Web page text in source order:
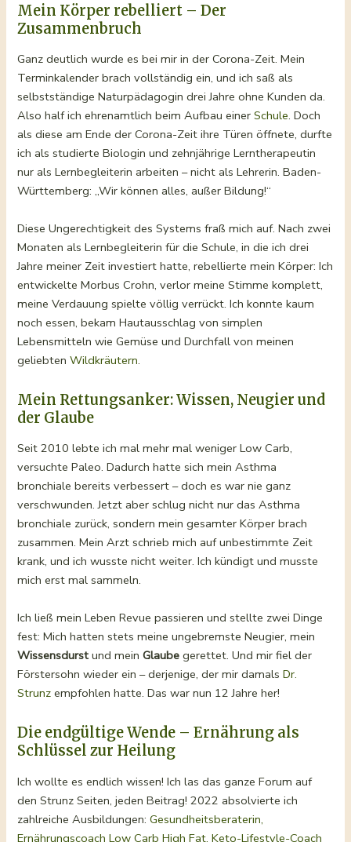
Mein Körper rebelliert – Der
Zusammenbruch
Ganz deutlich wurde es bei mir in der Corona-Zeit. Mein
Terminkalender brach vollständig ein, und ich saß als
selbstständige Naturpädagogin drei Jahre ohne Kunden da.
Also half ich ehrenamtlich beim Aufbau einer Schule. Doch
als diese am Ende der Corona-Zeit ihre Türen öffnete, durfte
ich als studierte Biologin und zehnjährige Lerntherapeutin
nur als Lernbegleiterin arbeiten – nicht als Lehrerin. Baden-
Württemberg: „Wir können alles, außer Bildung!“
Diese Ungerechtigkeit des Systems fraß mich auf. Nach zwei
Monaten als Lernbegleiterin für die Schule, in die ich drei
Jahre meiner Zeit investiert hatte, rebellierte mein Körper: Ich
entwickelte Morbus Crohn, verlor meine Stimme komplett,
meine Verdauung spielte völlig verrückt. Ich konnte kaum
noch essen, bekam Hautausschlag von simplen
Lebensmitteln wie Gemüse und Durchfall von meinen
geliebtenWildkräutern.
Mein Rettungsanker: Wissen, Neugier und
der Glaube
Seit 2010 lebte ich mal mehr mal weniger Low Carb,
versuchte Paleo. Dadurch hatte sich mein Asthma
bronchiale bereits verbessert – doch es war nie ganz
verschwunden. Jetzt aber schlug nicht nur das Asthma
bronchiale zurück, sondern mein gesamter Körper brach
zusammen. Mein Arzt schrieb mich auf unbestimmte Zeit
krank, und ich wusste nicht weiter. Ich kündigt und musste
mich erst mal sammeln.
Ich ließ mein Leben Revue passieren und stellte zwei Dinge
fest: Mich hatten stets meine ungebremste Neugier, mein
Wissensdurstund meinGlaubegerettet. Und mir fiel der
Förstersohn wieder ein – derjenige, der mir damalsDr.
Strunz empfohlen hatte. Das war nun 12 Jahre her!
Die endgültige Wende – Ernährung als
Schlüssel zur Heilung
Ich wollte es endlich wissen! Ich las das ganze Forum auf
den Strunz Seiten, jeden Beitrag! 2022 absolvierte ich
zahlreiche Ausbildungen:Gesundheitsberaterin,
Ernährungscoach Low Carb High Fat, Keto-Lifestyle-Coach